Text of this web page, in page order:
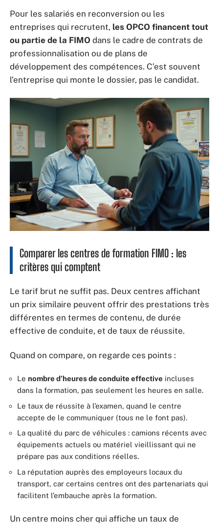
Pour les salariés en reconversion ou les
entreprises qui recrutent, les OPCO financent tout
ou partie de la FIMO dans le cadre de contrats de
professionnalisation ou de plans de
développement des compétences. C’est souvent
l’entreprise qui monte le dossier, pas le candidat.
Comparer les centres de formation FIMO : les
critères qui comptent
Le tarif brut ne suffit pas. Deux centres affichant
un prix similaire peuvent offrir des prestations très
différentes en termes de contenu, de durée
effective de conduite, et de taux de réussite.
Quand on compare, on regarde ces points :
Le nombre d’heures de conduite effective incluses
dans la formation, pas seulement les heures en salle.
Le taux de réussite à l’examen, quand le centre
accepte de le communiquer (tous ne le font pas).
La qualité du parc de véhicules : camions récents avec
équipements actuels ou matériel vieillissant qui ne
prépare pas aux conditions réelles.
La réputation auprès des employeurs locaux du
transport, car certains centres ont des partenariats qui
facilitent l’embauche après la formation.
Un centre moins cher qui affiche un taux de